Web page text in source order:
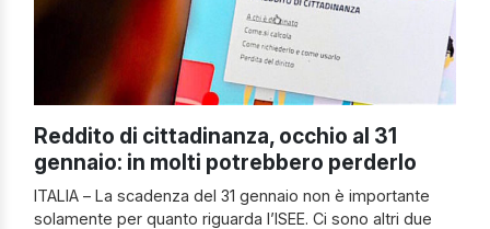
Reddito di cittadinanza, occhio al 31
gennaio: in molti potrebbero perderlo
ITALIA – La scadenza del 31 gennaio non è importante
solamente per quanto riguarda l’ISEE. Ci sono altri due